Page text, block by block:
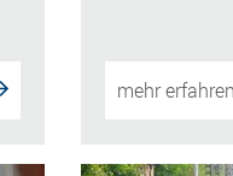
mehr erfahren